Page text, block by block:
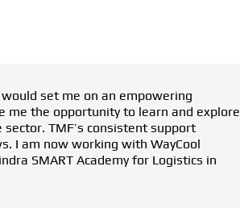
set me on an empowering
me the opportunity to learn and explore
TMF’s consistent support
I am now working with WayCool
SMART Academy for Logistics in